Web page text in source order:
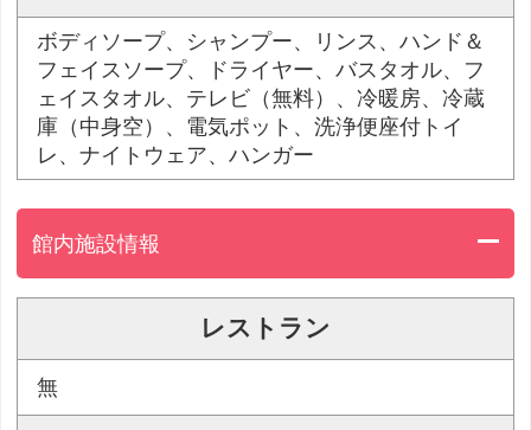
ボディソープ、シャンプー、リンス、ハンド＆
フェイスソープ、ドライヤー、バスタオル、フ
ェイスタオル、テレビ（無料）、冷暖房、冷蔵
庫（中身空）、電気ポット、洗浄便座付トイ
レ、ナイトウェア、ハンガー
館内施設情報
レストラン
無